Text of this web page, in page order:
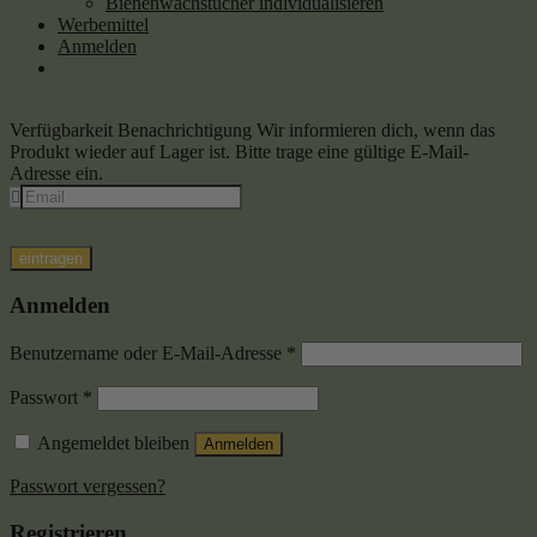
Werbemittel
Anmelden
Verfügbarkeit Benachrichtigung Wir informieren dich, wenn das
Produkt wieder auf Lager ist. Bitte trage eine gültige E-Mail-
Adresse ein.
eintragen
Anmelden
Benutzername oder E-Mail-Adresse *
Passwort *
Angemeldet bleiben Anmelden
Passwort vergessen?